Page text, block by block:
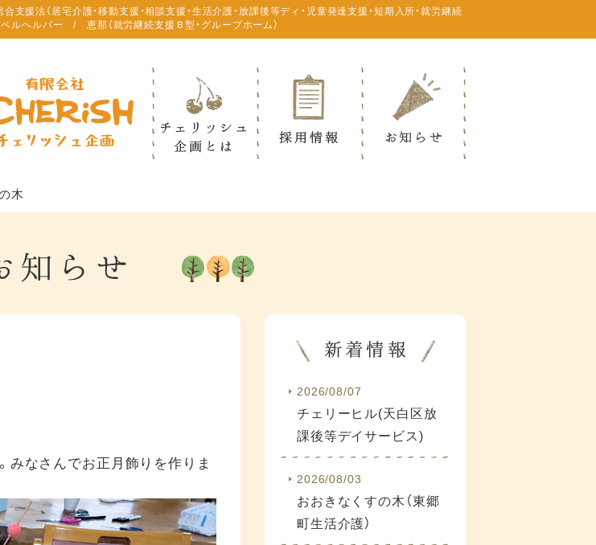
（居宅介護・移動支援・相談支援・生活介護・放課後等ディ・児童発達支援・短期入所・就労継続
ルヘルパー / 恵那（就労継続支援Ｂ型・グループホーム）
木
みなさんでお正月飾りを作りま
2026/08/07
チェリーヒル(天白区放
課後等デイサービス)
2026/08/03
おおきなくすの木（東郷
町生活介護）